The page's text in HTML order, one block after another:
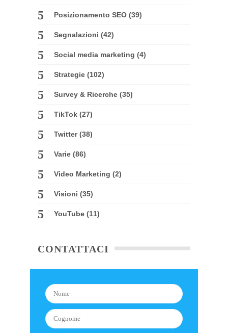
Posizionamento SEO (39)
Segnalazioni (42)
Social media marketing (4)
Strategie (102)
Survey & Ricerche (35)
TikTok (27)
Twitter(38)
Varie (86)
Video Marketing (2)
Visioni (35)
YouTube (11)
CONTATTACI